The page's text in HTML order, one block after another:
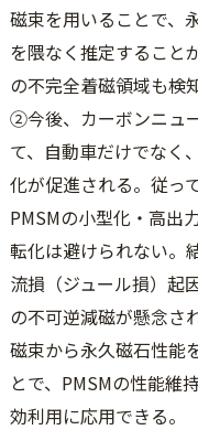
磁束を用いることで、
を隈なく推定すること
の不完全着磁領域も検
②今後、カーボンニュ
て、自動車だけでなく
化が促進される。従っ
PMSMの小型化・高出
転化は避けられない。
流損（ジュール損）起
の不可逆減磁が懸念さ
磁束から永久磁石性能
とで、PMSMの性能維
効利用に応用できる。